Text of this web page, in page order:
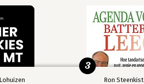
Ron Steenkist
3